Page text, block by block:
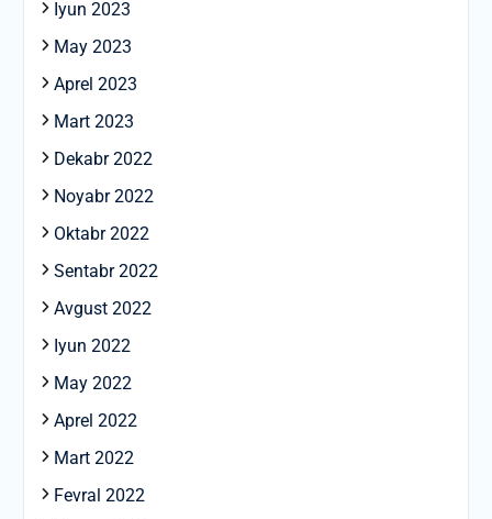
Iyun 2023
May 2023
Aprel 2023
Mart 2023
Dekabr 2022
Noyabr 2022
Oktabr 2022
Sentabr 2022
Avgust 2022
Iyun 2022
May 2022
Aprel 2022
Mart 2022
Fevral 2022